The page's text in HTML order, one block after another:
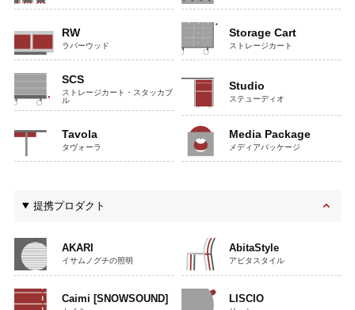
RW
ラバーウッド
Storage Cart
ストレージカート
SCS
ストレージカート・スタッカブ
ル
Studio
ステューディオ
Tavola
タヴォーラ
Media Package
メディアパッケージ
提携プロダクト
AKARI
イサムノグチの照明
AbitaStyle
アビタスタイル
Caimi [SNOWSOUND] LISCIO